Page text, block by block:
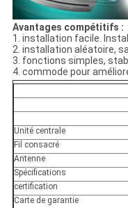
Avantages compétitifs :
1. installation facile.
2. installation aléatoire,
3. fonctions simples,
4. commode pour
Unité centrale
Fil consacré
Antenne
Spécifications
certification
Carte de garantie